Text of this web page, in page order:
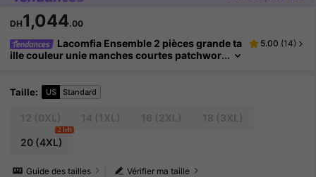
DH1,044.00
Lacomfia Ensemble 2 pièces grande ta
ille couleur unie manches courtes patchwor
5.00 (14)
Taille: US Standard
20(4XL)
2 left
Vérifier ma taille
Guide des tailles